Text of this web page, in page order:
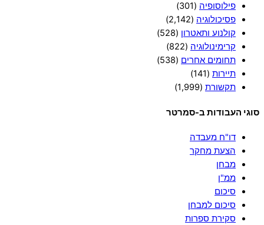
פילוסופיה (301)
פסיכולוגיה (2,142)
קולנוע ותאטרון (528)
קרימינולוגיה (822)
תחומים אחרים (538)
תיירות (141)
תקשורת (1,999)
סוגי העבודות ב-סמרטר
דו"ח מעבדה
הצעת מחקר
מבחן
ממ"ן
סיכום
סיכום למבחן
סקירת ספרות